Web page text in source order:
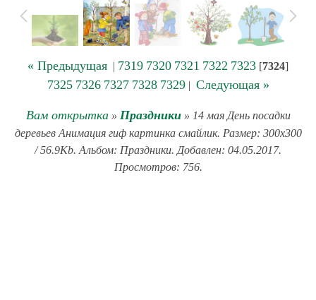
« Предыдущая | 7319 7320 7321 7322 7323 [7324]
7325 7326 7327 7328 7329| Следующая »
Вам открытка» Праздники» 14 мая День посадки
деревьев Анимация гиф картинка смайлик. Размер: 300x300
/ 56.9Kb. Альбом: Праздники. Добавлен: 04.05.2017.
Просмотров: 756.